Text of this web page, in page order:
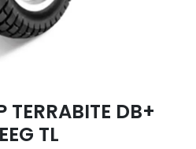
TERRABITE DB+
TL